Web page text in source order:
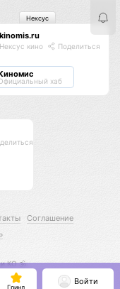
kinomis.ru
Нексус кино Поделиться
хаб
Нексус
Соглашение
КО 🕉️
Гринд
Войти